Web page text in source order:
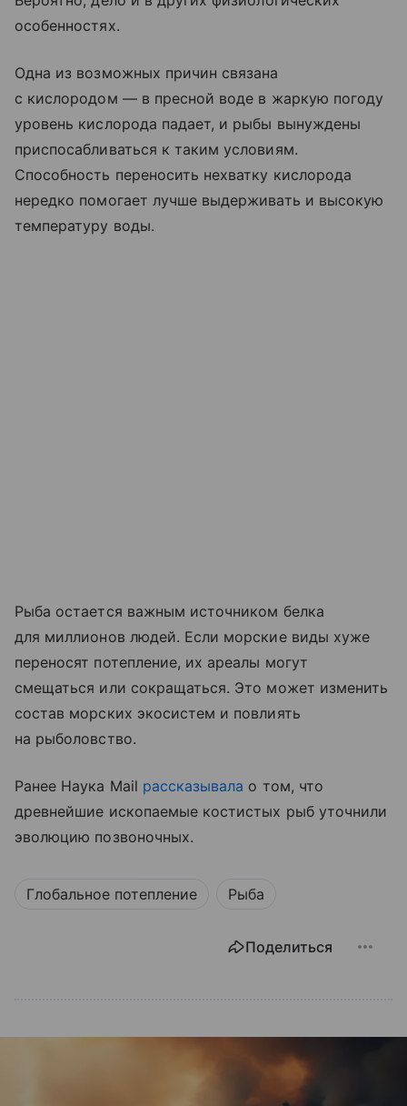
особенностях.
Одна из возможных причин связана
с кислородом — в пресной воде в жаркую погоду
уровень кислорода падает, и рыбы вынуждены
приспосабливаться к таким условиям.
Способность переносить нехватку кислорода
нередко помогает лучше выдерживать и высокую
температуру воды.
Рыба остается важным источником белка
для миллионов людей. Если морские виды хуже
переносят потепление, их ареалы могут
смещаться или сокращаться. Это может изменить
состав морских экосистем и повлиять
на рыболовство.
Ранее Наука Mail рассказывала о том, что
древнейшие ископаемые костистых рыб уточнили
эволюцию позвоночных.
Глобальное потепление Рыба
Поделиться